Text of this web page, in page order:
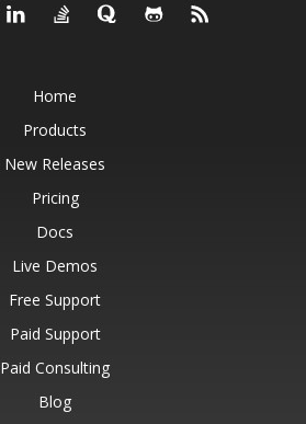
Home
Products
New Releases
Pricing
Docs
Live Demos
Free Support
Paid Support
Paid Consulting
Blog